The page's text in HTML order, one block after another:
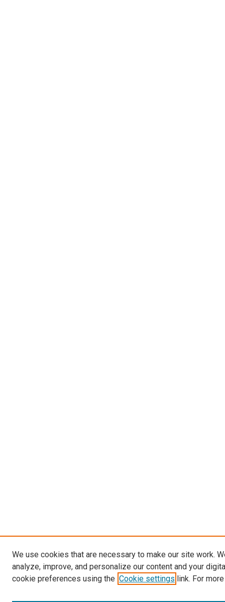
We use cookies that are necessary to make our site work.
analyze, improve, and personalize our content and your
cookie preferences using the Cookie settings link. For